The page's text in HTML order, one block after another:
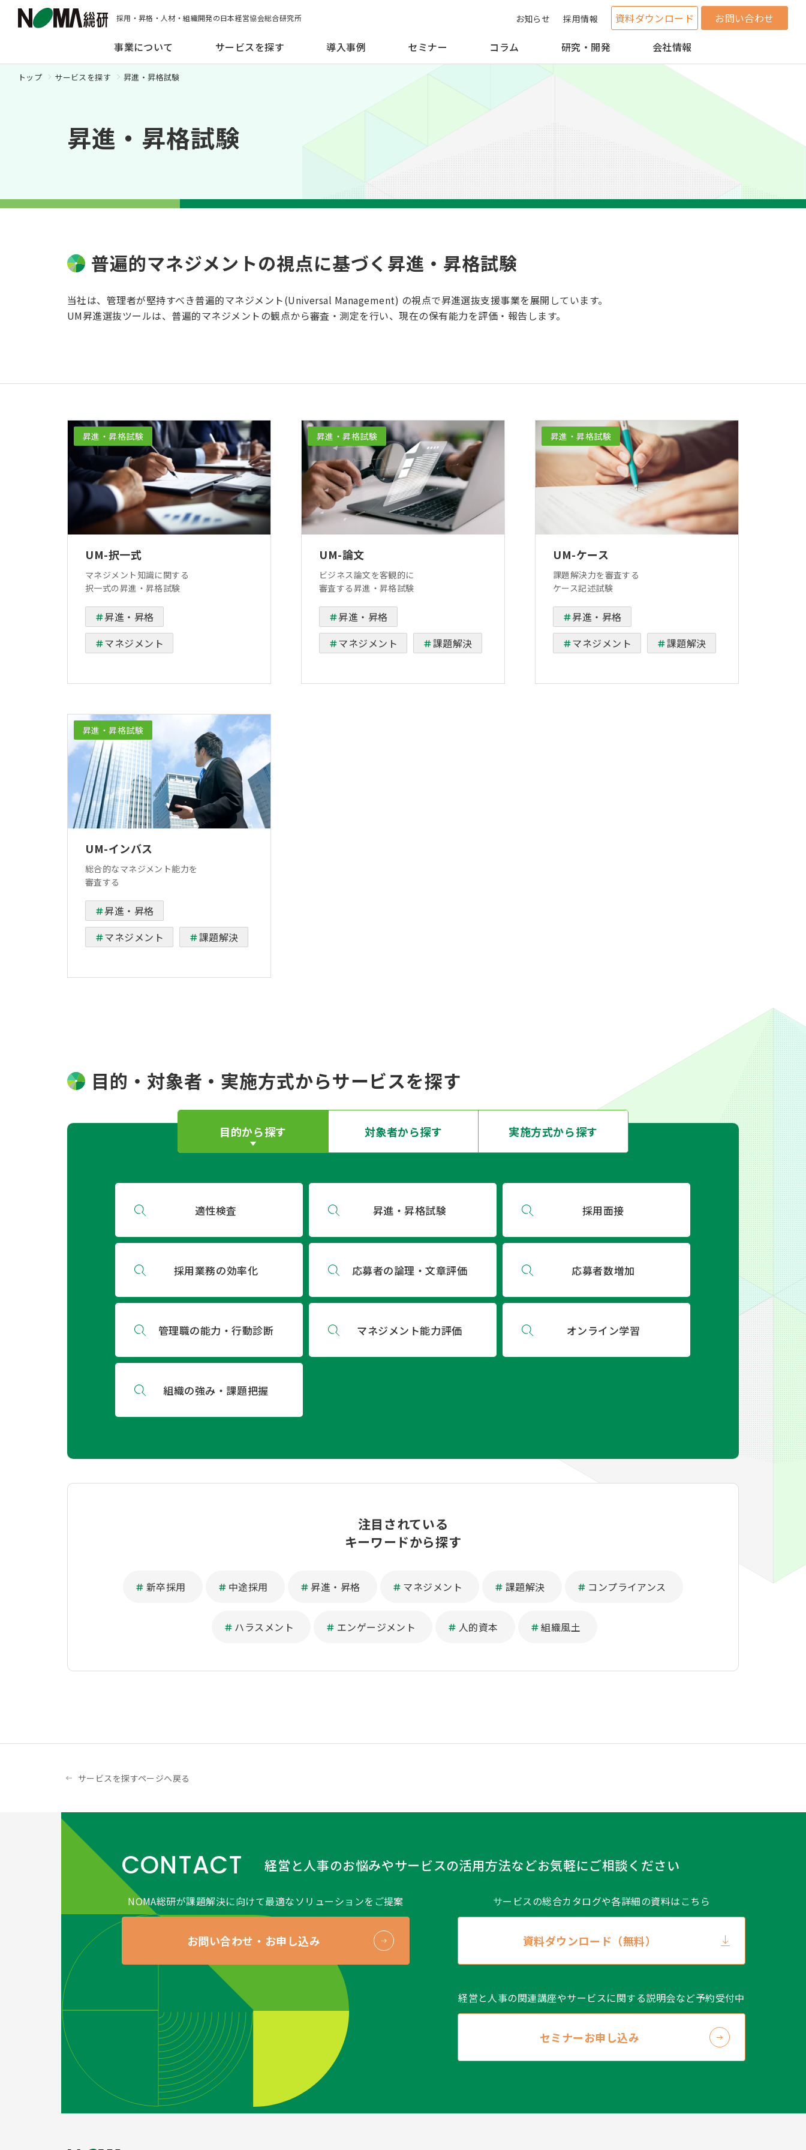
採用・昇格・人材・組織開発の日本経営協会総合研究所 お知らせ 採用情報 資料ダウンロード
お問い合わせ
事業について
サービスを探す 導入事例 セミナー コラム 研究・開発 会社情報
トップ サービスを探す 昇進・昇格試験
昇進・昇格試験
普遍的マネジメントの視点に基づく昇進・昇格試験
当社は、管理者が堅持すべき普遍的マネジメント(Universal Management) の視点で昇進選抜支援事業を展開しています。
UM昇進選抜ツールは、普遍的マネジメントの観点から審査・測定を行い、現在の保有能力を評価・報告します。
昇進・昇格試験
UM-択一式
マネジメント知識に関する
択一式の昇進・昇格試験
昇進・昇格
マネジメント
昇進・昇格試験
UM-論文
ビジネス論文を客観的に
審査する昇進・昇格試験
昇進・昇格
マネジメント
課題解決
昇進・昇格試験
UM-ケース
課題解決力を審査する
ケース記述試験
昇進・昇格
マネジメント
課題解決
昇進・昇格試験
UM-インバス
総合的なマネジメント能力を
審査する
昇進・昇格
マネジメント
課題解決
目的・対象者・実施方式からサービスを探す
目的から探す 対象者から探す 実施方式から探す
適性検査 昇進・昇格試験 採用面接
採用業務の効率化 応募者の論理・文章評価 応募者数増加
管理職の能力・行動診断 マネジメント能力評価 オンライン学習
組織の強み・課題把握
注目されている
キーワードから探す
新卒採用 中途採用 昇進・昇格 マネジメント 課題解決 コンプライアンス
ハラスメント エンゲージメント 人的資本 組織風土
サービスを探すページへ戻る
CONTACT 経営と人事のお悩みやサービスの活用方法などお気軽にご相談ください
NOMA総研が課題解決に向けて最適なソリューションをご提案
お問い合わせ・お申し込み
サービスの総合カタログや各詳細の資料はこちら
資料ダウンロード（無料）
経営と人事の関連講座やサービスに関する説明会など予約受付中
セミナーお申し込み